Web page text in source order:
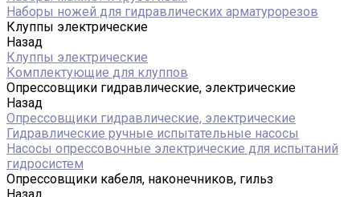
Наборы ножей для гидравлических арматурорезов
Клуппы электрические
Назад
Клуппы электрические
Комплектующие для клуппов
Опрессовщики гидравлические, электрические
Назад
Опрессовщики гидравлические, электрические
Гидравлические ручные испытательные насосы
Насосы опрессовочные электрические для испытаний
гидросистем
Опрессовщики кабеля, наконечников, гильз